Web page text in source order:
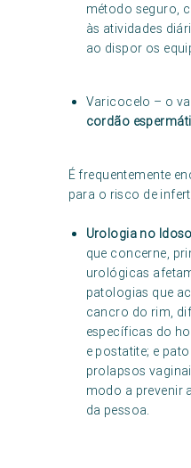
método seguro,
às atividades
ao dispor os
Varicocelo – o
cordão
É frequentemente
para o risco de
Urologia no
que concerne,
urológicas
patologias que
cancro do rim,
específicas do
e postatite; e
prolapsos
modo a prevenir
da pessoa.